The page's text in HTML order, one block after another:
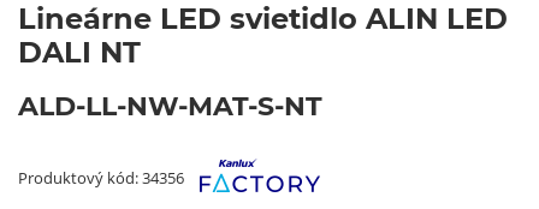
Lineárne LED svietidlo ALIN LED
DALI NT
ALD-LL-NW-MAT-S-NT
Produktový kód: 34356